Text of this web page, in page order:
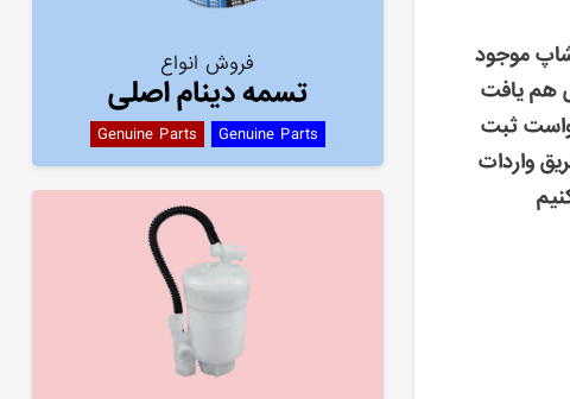
موجود
هم یافت
ثبت
واردات
فروش انواع
تسمه دینام اصلی
Genuine Parts Genuine Parts